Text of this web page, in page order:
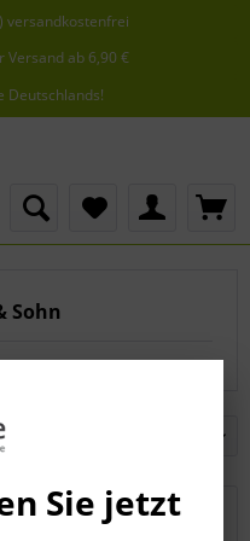
versandkostenfrei
Versand ab 6,90 €
Tel: 07621 1685286
Deutschlands!
Sohn
Pinot Rose Sekt
Sie jetzt